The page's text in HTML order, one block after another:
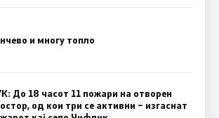
и многу топло
До 18 часот 11 пожари на отворен
од кои три се активни – изгаснат